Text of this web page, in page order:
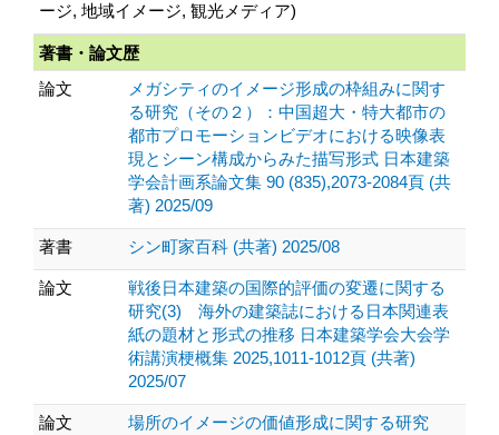
ージ, 地域イメージ, 観光メディア)
著書・論文歴
論文
メガシティのイメージ形成の枠組みに関す
る研究（その２）：中国超大・特大都市の
都市プロモーションビデオにおける映像表
現とシーン構成からみた描写形式 日本建築
学会計画系論文集 90 (835),2073-2084頁 (共
著) 2025/09
著書 シン町家百科 (共著) 2025/08
論文
戦後日本建築の国際的評価の変遷に関する
研究(3) 海外の建築誌における日本関連表
紙の題材と形式の推移 日本建築学会大会学
術講演梗概集 2025,1011-1012頁 (共著)
2025/07
論文
場所のイメージの価値形成に関する研究